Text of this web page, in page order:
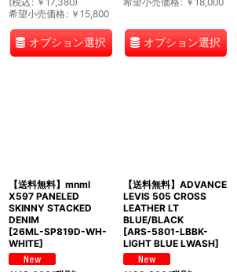
希望小売価格: ￥ 15,800
オプション選択 オプション選択
【送料無料】mnml
X597 PANELED
SKINNY STACKED
DENIM
[26ML-SP819D-WH-
WHITE]
【送料無料】ADVANCE
LEVIS 505 CROSS
LEATHER LT
BLUE/BLACK
[ARS-5801-LBBK-
LIGHT BLUE LWASH]